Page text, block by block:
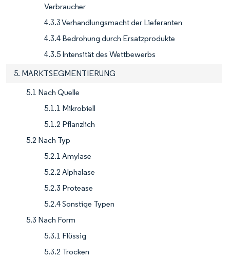
Verbraucher
4.3.3 Verhandlungsmacht der Lieferanten
4.3.4 Bedrohung durch Ersatzprodukte
4.3.5 Intensität des Wettbewerbs
5. MARKTSEGMENTIERUNG
5.1 Nach Quelle
5.1.1 Mikrobiell
5.1.2 Pflanzlich
5.2 Nach Typ
5.2.1 Amylase
5.2.2 Alphalase
5.2.3 Protease
5.2.4 Sonstige Typen
5.3 Nach Form
5.3.1 Flüssig
5.3.2 Trocken